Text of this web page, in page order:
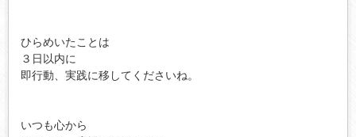
ひらめいたことは
３日以内に
即行動、実践に移してくださいね。
いつも心から